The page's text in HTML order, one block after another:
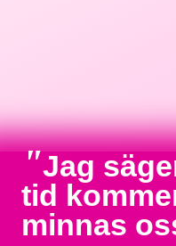
"Jag
tid
minnas